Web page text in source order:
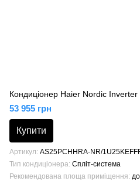
Кондиціонер Haier Nordic Inverter
53 955 грн
Купити
Артикул AS25PCHHRA-NR/
Тип кондиціонера Спліт-система
Рекомендована площа приміщення